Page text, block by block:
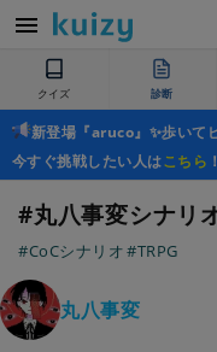
クイズ 診断
新登場『aruco』✨歩いて
今すぐ挑戦したい人はこちら ！
#丸八事変シナリ
#CoCシナリオ#TRPG
丸八事変